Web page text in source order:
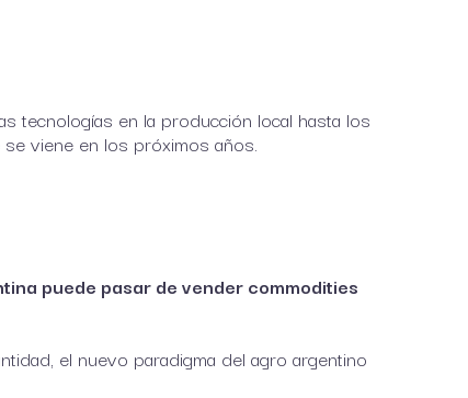
tecnologías en la producción local hasta los
viene en los próximos años.
puede pasar de vender commodities
el nuevo paradigma del agro argentino